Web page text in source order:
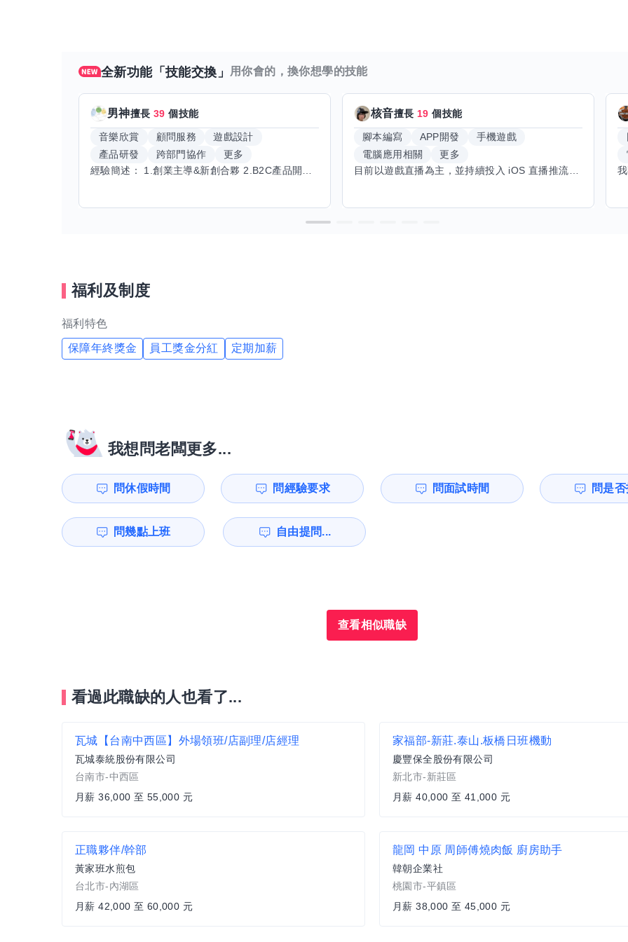
全新功能「技能交換」 用你會的，換你想學的技能
男神擅長39 個技能
音樂欣賞 顧問服務
遊戲設計
產品研發
跨部門協作
更多
經驗簡述： 1.創業主導&新創合夥 2.B2C產品開發運營一條龍 3.AI應用開發與量化研究新創 標籤話題都可以聊，開放交流 找尋共同創業機會，亦歡迎新創收編
核音擅長 19 個技能
腳本編寫 APP開發
手機遊戲
電腦應用相關
更多
目前以遊戲直播為主，並持續投入 iOS 直播推流應用開發。對直播技術、影音串流、AI 應用、內容創作與產品設計有濃厚興趣，平時透過實作累積開發經驗，也持續學習 Godot 遊戲開發、影音剪輯、音樂創作與編曲等相關技術。 希望透過技能交換認識不同背景的夥伴，一起交流開發經驗、Side Project、AI 工作流程、內容創作與職涯發展。如果你也對程式開發、直播技術、設計、美術、Cosplay、造型、化妝、攝影、影音製作、音樂創作等領域有興趣，都很歡迎交流，彼此分享經驗、互相學習，一起成長。
福利及制度
福利特色
保障年終獎金 員工獎金分紅 定期加薪
我想問老闆更多...
問休假時間 問經驗要求 問面試時間 問是
問幾點上班 自由提問...
查看相似職缺
看過此職缺的人也看了...
瓦城【台南中西區】外場領班/店副理/店經理
瓦城泰統股份有限公司
台南市-中西區
月薪 36,000 至 55,000 元
家福部-新莊.泰山.板橋日班機動
慶豐保全股份有限公司
新北市-新莊區
月薪 40,000 至 41,000 元
正職夥伴/幹部
黃家班水煎包
台北市-內湖區
月薪 42,000 至 60,000 元
龍岡 中原 周師傅燒肉飯 廚房助手
韓朝企業社
桃園市-平鎮區
月薪 38,000 至 45,000 元